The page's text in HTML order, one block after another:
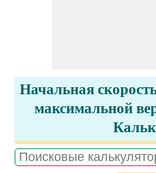
Начальная
максимальной